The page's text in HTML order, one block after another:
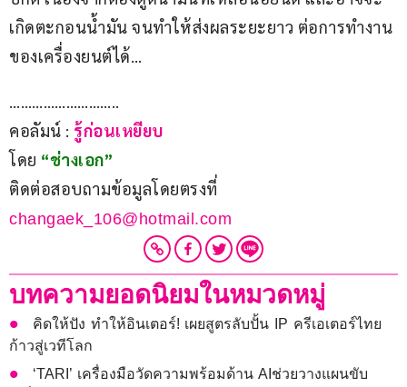
เกิดตะกอนน้ำมัน จนทำให้ส่งผลระยะยาว ต่อการทำงาน
ของเครื่องยนต์ได้…
………………………..
คอลัมน์ : รู้ก่อนเหยียบ
โดย “ช่างเอก”
ติดต่อสอบถามข้อมูลโดยตรงที่
changaek_106@hotmail.com
บทความยอดนิยมในหมวดหมู่
คิดให้ปัง ทำให้อินเตอร์! เผยสูตรลับปั้น IP ครีเอเตอร์ไทย
ก้าวสู่เวทีโลก
‘TARI’ เครื่องมือวัดความพร้อมด้าน AIช่วยวางแผนขับ